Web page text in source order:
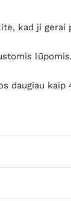
kad ji
daugiau kaip